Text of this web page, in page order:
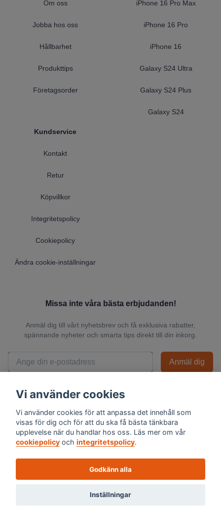
Om oss
Jobba hos oss
Hållbarhet
Produkttips
Företagsorder
Kundservice
Kontakt
Retur
Köpvillkor
Integritetspolicy
Cookiepolicy
Ändra cookie-inställningar
iPhone 16 Pro Max
iPhone 16 Pro
iPhone 16
Galaxy S24 Ultra
Galaxy S24 Plus
Galaxy S24
Missa inte våra bästa erbjudanden!
Anmäl dig till vårt nyhetsbrev och få exklusiva rabatter,
spännande nyheter och smarta tips direkt till din inkorg.
Anmäl dig
prenumerationen.
© 2026 Skalexperten Sverige AB - Org.nr 559494-1576
Vi använder cookies
Vi använder cookies för att anpassa det innehåll som
visas för dig och för att du ska få bästa tänkbara
upplevelse när du handlar hos oss. Läs mer om vår
cookiepolicy och integritetspolicy.
Godkänn alla
Inställningar